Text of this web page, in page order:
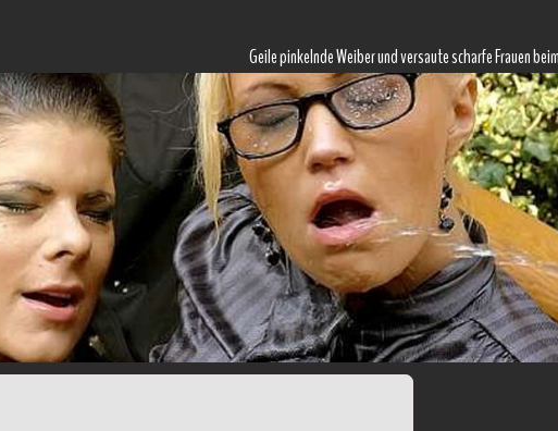
Geile pinkelnde Weiber und versaute scharfe Frauen